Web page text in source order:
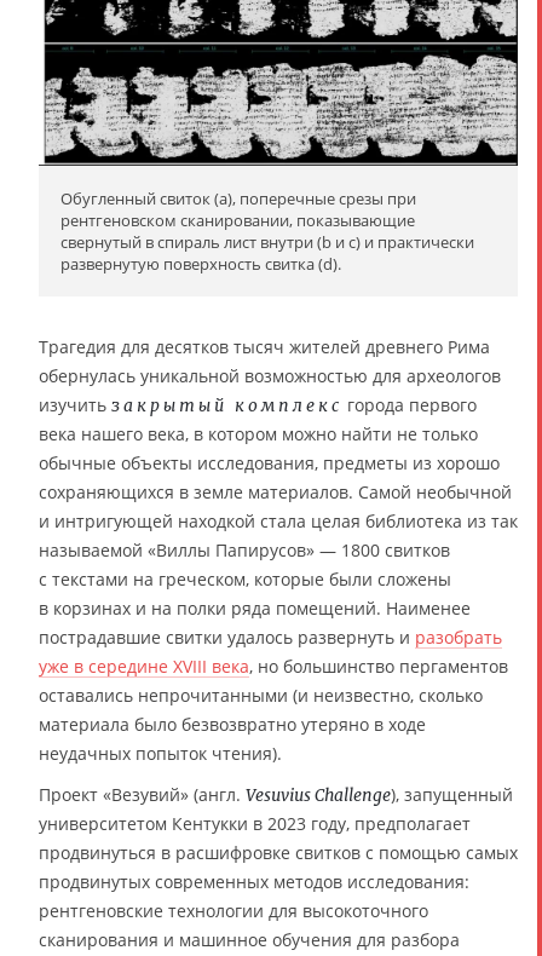
Обугленный свиток (a), поперечные срезы при
рентгеновском сканировании, показывающие
свернутый в спираль лист внутри (b и c) и практически
развернутую поверхность свитка (d).
Трагедия для десятков тысяч жителей древнего Рима
обернулась уникальной возможностью для археологов
изучить закрытый комплекс города первого
века нашего века, в котором можно найти не только
обычные объекты исследования, предметы из хорошо
сохраняющихся в земле материалов. Самой необычной
и интригующей находкой стала целая библиотека из так
называемой «Виллы Папирусов» — 1800 свитков
с текстами на греческом, которые были сложены
в корзинах и на полки ряда помещений. Наименее
пострадавшие свитки удалось развернуть и разобрать
уже в середине XVIII века, но большинство пергаментов
оставались непрочитанными (и неизвестно, сколько
материала было безвозвратно утеряно в ходе
неудачных попыток чтения).
Проект «Везувий» (англ. Vesuvius Challenge), запущенный
университетом Кентукки в 2023 году, предполагает
продвинуться в расшифровке свитков с помощью самых
продвинутых современных методов исследования:
рентгеновские технологии для высокоточного
сканирования и машинное обучения для разбора